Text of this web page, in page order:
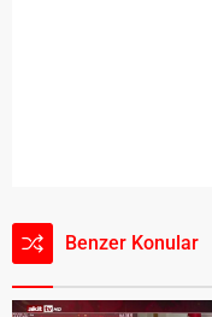
Benzer Konular